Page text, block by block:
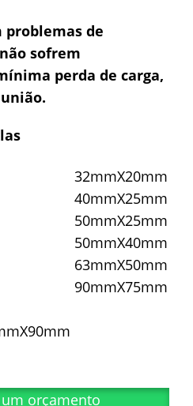
problemas de
sofrem
perda de carga,
32mmX20mm
40mmX25mm
50mmX25mm
50mmX40mm
63mmX50mm
90mmX75mm
orçamento